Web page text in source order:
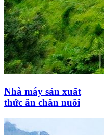
Nhà máy sản xuất
thức ăn chăn nuôi